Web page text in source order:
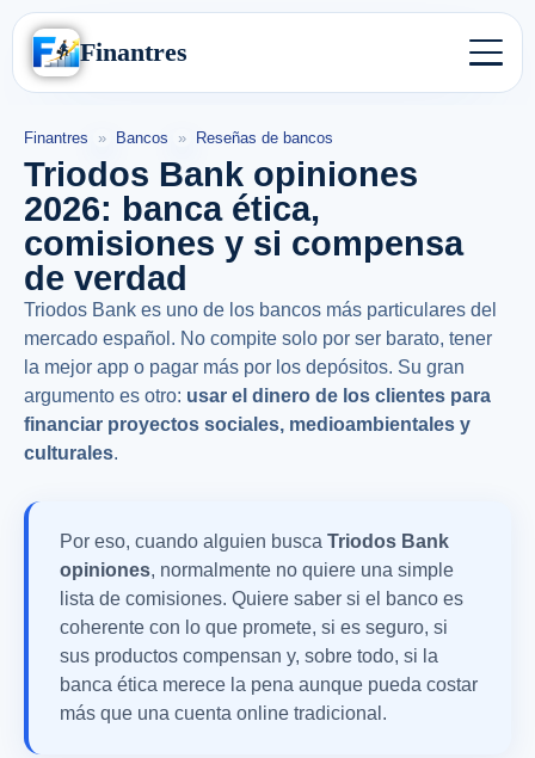
Finantres
Finantres » Bancos » Reseñas de bancos
Triodos Bank opiniones
2026: banca ética,
comisiones y si compensa
de verdad
Triodos Bank es uno de los bancos más particulares del
mercado español. No compite solo por ser barato, tener
la mejor app o pagar más por los depósitos. Su gran
argumento es otro: usar el dinero de los clientes para
financiar proyectos sociales, medioambientales y
culturales.
Por eso, cuando alguien busca Triodos Bank
opiniones, normalmente no quiere una simple
lista de comisiones. Quiere saber si el banco es
coherente con lo que promete, si es seguro, si
sus productos compensan y, sobre todo, si la
banca ética merece la pena aunque pueda costar
más que una cuenta online tradicional.